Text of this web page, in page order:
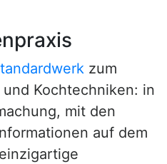
zum
Kochtechniken: in
mit den
auf dem